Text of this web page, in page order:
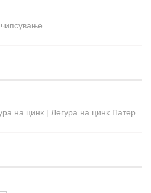
на цинк | Легура на цинк Патер